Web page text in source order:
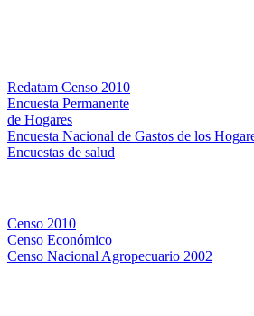
Redatam Censo 2010
Encuesta Permanente
de Hogares
Encuesta Nacional de Gastos de los
Encuestas de salud
Censo 2010
Censo Económico
Censo Nacional Agropecuario 2002